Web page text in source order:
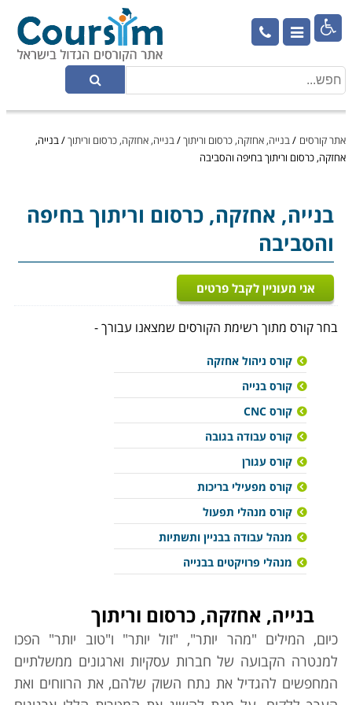

אתר קורסים /בנייה, אחזקה, כרסום וריתוך/בנייה, אחזקה, כרסום וריתוך/בנייה,
אחזקה, כרסום וריתוך בחיפה והסביבה
בנייה, אחזקה, כרסום וריתוךבחיפה
והסביבה
אני מעוניין לקבל פרטים
בחר קורס מתוך רשימת הקורסים שמצאנו עבורך -
קורס ניהול אחזקה
קורס בנייה
קורס CNC
קורס עבודה בגובה
קורס עגורן
קורס מפעילי בריכות
קורס מנהלי תפעול
מנהל עבודה בבניין ותשתיות
מנהלי פרויקטים בבנייה
בנייה, אחזקה, כרסום וריתוך
כיום, המילים "מהר יותר", "זול יותר" ו"טוב יותר" הפכו
למנטרה הקבועה של חברות עסקיות וארגונים ממשלתיים
המחפשים להגדיל את נתח השוק שלהם, את הרווחים ואת